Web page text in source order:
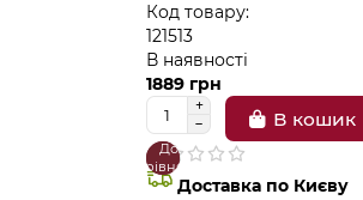
Код товару:
121513
В наявності
1889 грн
В кошик
В
закладки
До
порівняння
Доставка по Києву